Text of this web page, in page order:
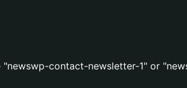
contact-newsletter-1" or